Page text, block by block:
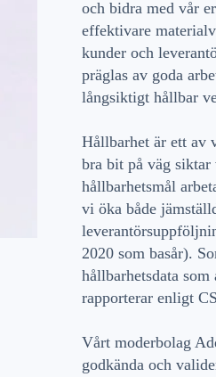
och bidra med vår
effektivare
kunder och
präglas av goda
långsiktigt hållbar
Hållbarhet är ett av
bra bit på väg
hållbarhetsmål
vi öka både
2020 som basår).
hållbarhetsdata
rapporterar enligt
Vårt moderbolag
godkända och